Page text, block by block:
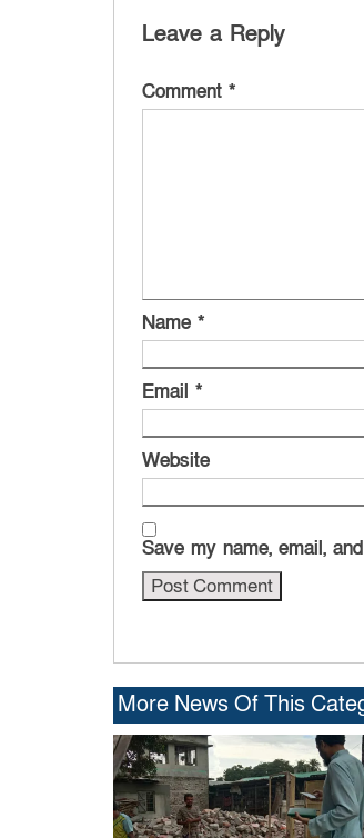
Leave a Reply
Comment *
Name *
Email *
Website
Save my name, email,
More News Of This